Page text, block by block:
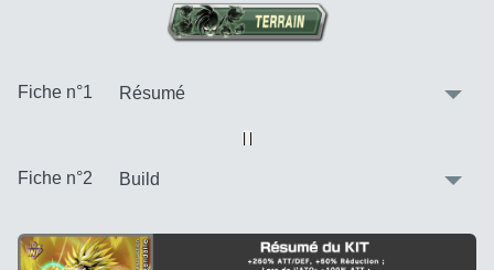
Fiche n°1
Vue alternative
Fiche n°2